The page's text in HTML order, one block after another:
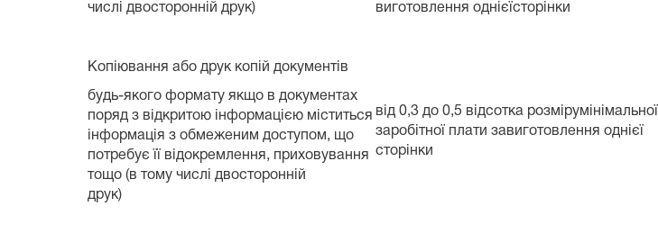
числі двосторонній друк)
виготовлення однієїсторінки
Копіювання або друк копій документів
будь-якого формату якщо в документах
поряд з відкритою інформацією міститься
інформація з обмеженим доступом, що
потребує її відокремлення, приховування
тощо (в тому числі двосторонній
друк)
від 0,3 до 0,5 відсотка розмірумінімальної
заробітної плати завиготовлення однієї
сторінки